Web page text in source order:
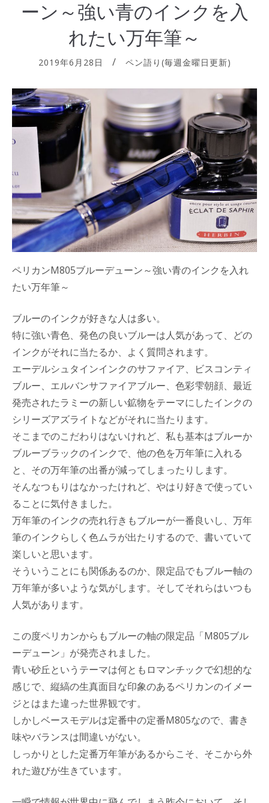
ーン～強い青のインクを入
れたい万年筆～
2019年6月28日 ペン語り(毎週金曜日更新)
ペリカンM805ブルーデューン～強い青のインクを入れ
たい万年筆～
ブルーのインクが好きな人は多い。
特に強い青色、発色の良いブルーは人気があって、どの
インクがそれに当たるか、よく質問されます。
エーデルシュタインインクのサファイア、ビスコンティ
ブルー、エルバンサファイアブルー、色彩雫朝顔、最近
発売されたラミーの新しい鉱物をテーマにしたインクの
シリーズアズライトなどがそれに当たります。
そこまでのこだわりはないけれど、私も基本はブルーか
ブルーブラックのインクで、他の色を万年筆に入れる
と、その万年筆の出番が減ってしまったりします。
そんなつもりはなかったけれど、やはり好きで使ってい
ることに気付きました。
万年筆のインクの売れ行きもブルーが一番良いし、万年
筆のインクらしく色ムラが出たりするので、書いていて
楽しいと思います。
そういうことにも関係あるのか、限定品でもブルー軸の
万年筆が多いような気がします。そしてそれらはいつも
人気があります。
この度ペリカンからもブルーの軸の限定品「M805ブル
ーデューン」が発売されました。
青い砂丘というテーマは何ともロマンチックで幻想的な
感じで、縦縞の生真面目な印象のあるペリカンのイメー
ジとはまた違った世界観です。
しかしベースモデルは定番中の定番M805なので、書き
味やバランスは間違いがない。
しっかりとした定番万年筆があるからこそ、そこから外
れた遊びが生きています。